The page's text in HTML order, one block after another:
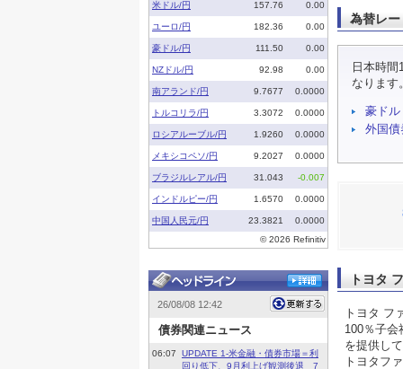
為替レ
日本時間
なります
豪ド
外国債
トヨタ
トヨタ フ
100％子
を提供し
トヨタフ